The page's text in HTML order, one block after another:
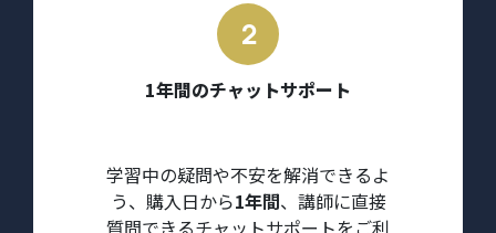
1年間のチャットサポート
学習中の疑問や不安を解消できるよ
う、購入日から1年間、講師に直接
質問できるチャットサポートをご利